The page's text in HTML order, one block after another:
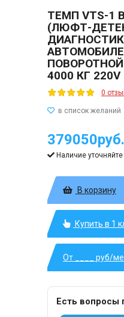
ТЕМП VTS-1
(ЛЮФТ-
4000 КГ 220V
0
379050руб.
Наличие уточняйте
В корзину
Купить в 1
От ____ руб/
Есть вопросы